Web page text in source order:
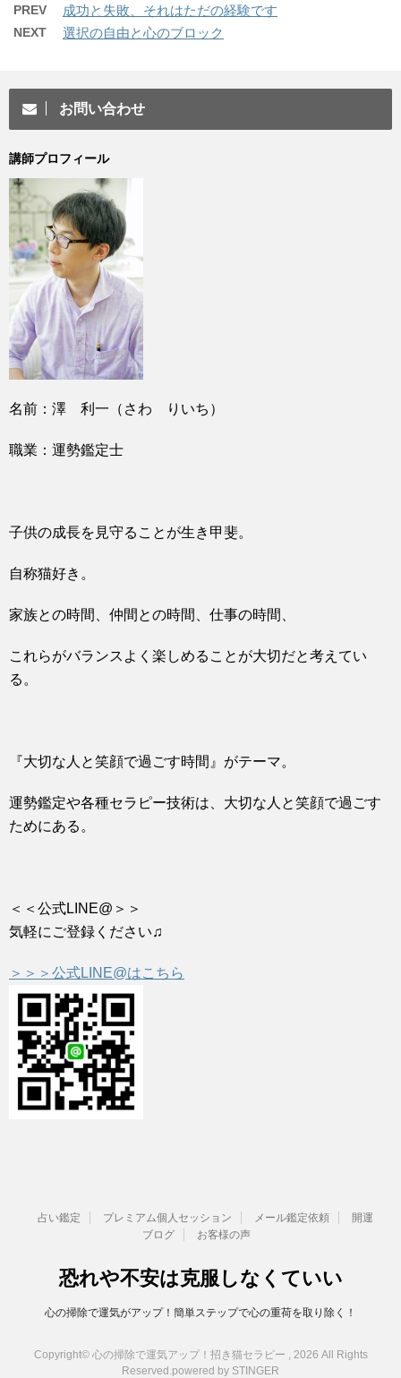
PREV 成功と失敗、それはただの経験です
NEXT 選択の自由と心のブロック
お問い合わせ
講師プロフィール
名前：澤 利一（さわ りいち）
職業：運勢鑑定士
子供の成長を見守ることが生き甲斐。
自称猫好き。
家族との時間、仲間との時間、仕事の時間、
これらがバランスよく楽しめることが大切だと考えてい
る。
『大切な人と笑顔で過ごす時間』がテーマ。
運勢鑑定や各種セラピー技術は、大切な人と笑顔で過ごす
ためにある。
＜＜公式LINE@＞＞
気軽にご登録ください♫
＞＞＞公式LINE@はこちら
占い鑑定 プレミアム個人セッション メール鑑定依頼
開運
ブログ
お客様の声
恐れや不安は克服しなくていい
心の掃除で運気がアップ！簡単ステップで心の重荷を取り除く！
Copyright© 心の掃除で運気アップ！招き猫セラピー , 2026 All Rights
Reserved.powered by STINGER